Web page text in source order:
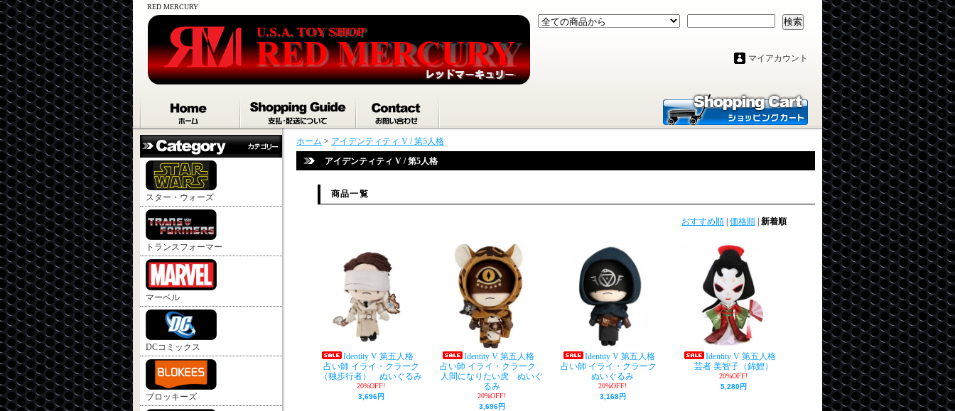
RED MERCURY
検索
マイアカウント
スター・ウォーズ
トランスフォーマー
マーベル
DCコミックス
ブロッキーズ
ホーム > アイデンティティ V / 第5人格
アイデンティティ V / 第5人格
商品一覧
おすすめ順 価格順 新着順
Identity V 第五人格
占い師 イライ・クラーク
（独歩行者） ぬいぐるみ
20%OFF!
3,696円
Identity V 第五人格
占い師 イライ・クラーク
人間になりたい虎 ぬいぐ
るみ
20%OFF!
3,696円
Identity V 第五人格
占い師 イライ・クラーク
ぬいぐるみ
20%OFF!
3,168円
Identity V 第五人格
芸者 美智子（錦鯉）
20%OFF!
5,280円